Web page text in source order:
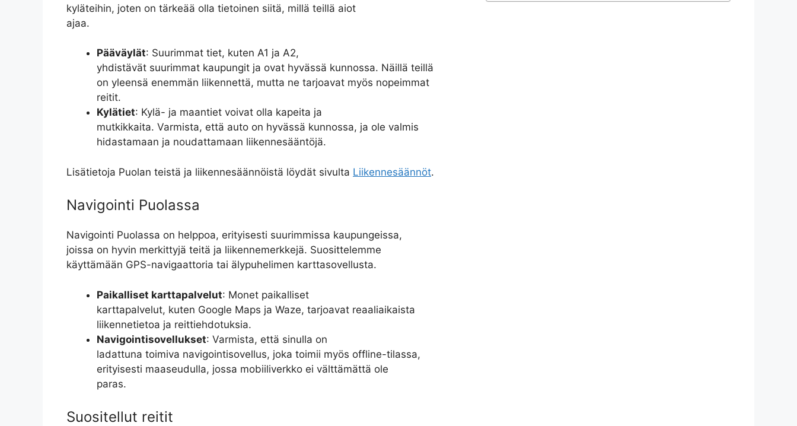
kyläteihin, joten on tärkeää olla tietoinen siitä, millä teillä aiot
ajaa.
Pääväylät: Suurimmat tiet, kuten A1 ja A2,
yhdistävät suurimmat kaupungit ja ovat hyvässä kunnossa. Näillä teillä
on yleensä enemmän liikennettä, mutta ne tarjoavat myös nopeimmat
reitit.
Kylätiet: Kylä- ja maantiet voivat olla kapeita ja
mutkikkaita. Varmista, että auto on hyvässä kunnossa, ja ole valmis
hidastamaan ja noudattamaan liikennesääntöjä.
Lisätietoja Puolan teistä ja liikennesäännöistä löydät sivulta Liikennesäännöt.
Navigointi Puolassa
Navigointi Puolassa on helppoa, erityisesti suurimmissa kaupungeissa,
joissa on hyvin merkittyjä teitä ja liikennemerkkejä. Suosittelemme
käyttämään GPS-navigaattoria tai älypuhelimen karttasovellusta.
Paikalliset karttapalvelut: Monet paikalliset
karttapalvelut, kuten Google Maps ja Waze, tarjoavat reaaliaikaista
liikennetietoa ja reittiehdotuksia.
Navigointisovellukset: Varmista, että sinulla on
ladattuna toimiva navigointisovellus, joka toimii myös offline-tilassa,
erityisesti maaseudulla, jossa mobiiliverkko ei välttämättä ole
paras.
Suositellut reitit